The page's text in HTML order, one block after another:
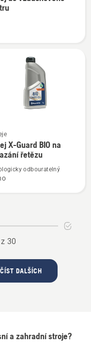
X-Guard BIO na
řetězu
odbouratelný
30
DALŠÍCH
a zahradní stroje?